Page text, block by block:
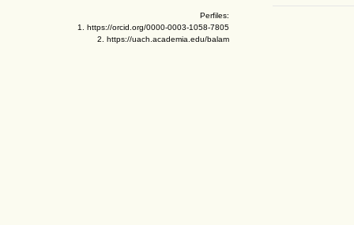
Perfiles:
1. https://orcid.org/0000-0003-1058-7805
2. https://uach.academia.edu/balam